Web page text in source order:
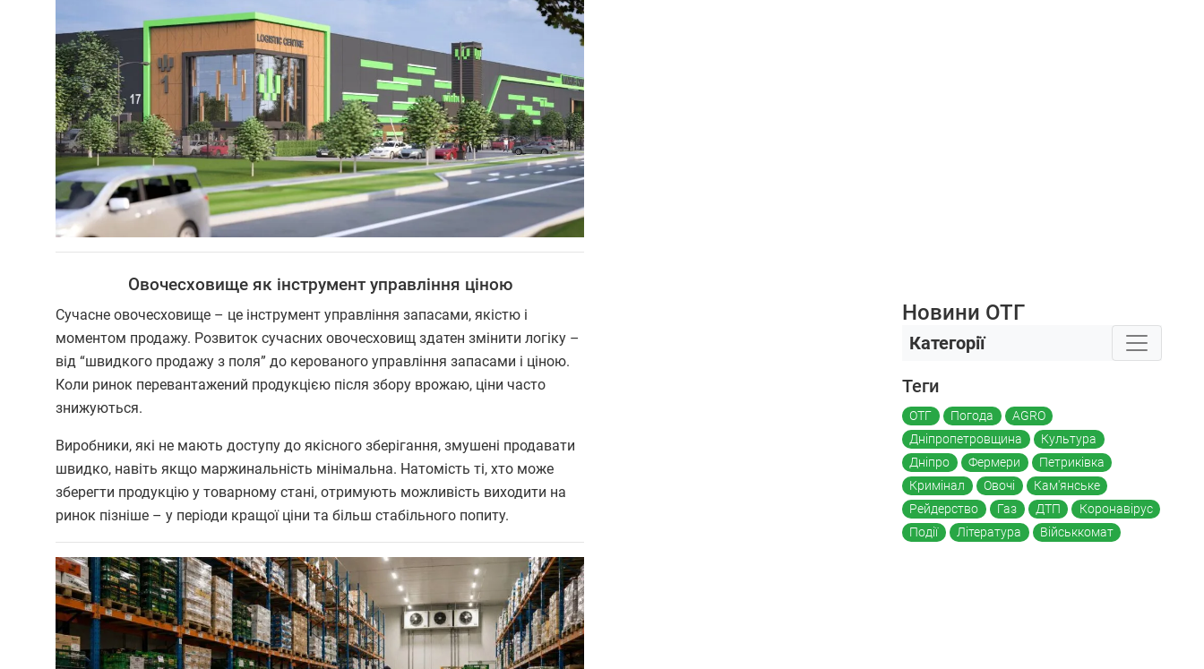
Овочесховище як інструмент управління ціною
Сучасне овочесховище – це інструмент управління запасами, якістю і
моментом продажу. Розвиток сучасних овочесховищ здатен змінити логіку –
від “швидкого продажу з поля” до керованого управління запасами і ціною.
Коли ринок перевантажений продукцією після збору врожаю, ціни часто
знижуються.
Виробники, які не мають доступу до якісного зберігання, змушені продавати
швидко, навіть якщо маржинальність мінімальна. Натомість ті, хто може
зберегти продукцію у товарному стані, отримують можливість виходити на
ринок пізніше – у періоди кращої ціни та більш стабільного попиту.
Новини ОТГ
Категорії
Теги
ОТГ Погода
AGRO
Дніпропетровщина
Культура
Дніпро
Фермери
Петриківка
Кримінал
Овочі
Кам'янське
Рейдерство
Газ ДТП
Коронавірус
Події
Література Військкомат